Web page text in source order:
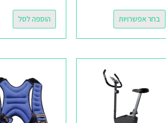
בחר אפשרויות הוספה לסל